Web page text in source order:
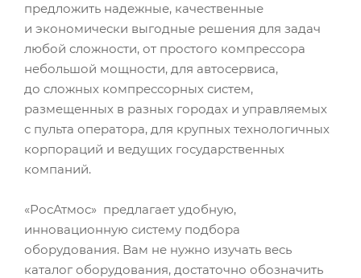
предложить надежные, качественные
и экономически выгодные решения для задач
любой сложности, от простого компрессора
небольшой мощности, для автосервиса,
до сложных компрессорных систем,
размещенных в разных городах и управляемых
с пульта оператора, для крупных технологичных
корпораций и ведущих государственных
компаний.
«РосАтмос» предлагает удобную,
инновационную систему подбора
оборудования. Вам не нужно изучать весь
каталог оборудования, достаточно обозначить